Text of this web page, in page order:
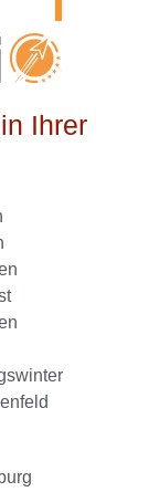
&
4.98von5
Ihrer